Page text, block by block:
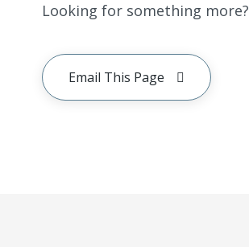
Looking for something more?
Email This Page